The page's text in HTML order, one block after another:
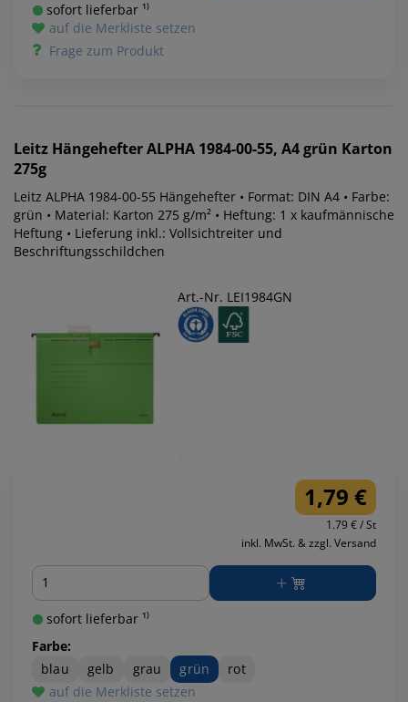
sofort lieferbar ¹⁾
auf die Merkliste setzen
Frage zum Produkt
Leitz Hängehefter ALPHA 1984-00-55, A4 grün Karton
275g
Leitz ALPHA 1984-00-55 Hängehefter • Format: DIN A4 • Farbe:
grün • Material: Karton 275 g/m² • Heftung: 1 x kaufmännische
Heftung • Lieferung inkl.: Vollsichtreiter und
Beschriftungsschildchen
Art.-Nr. LEI1984GN
1,79 €
1.79 € / St
inkl. MwSt. & zzgl. Versand
Menge
sofort lieferbar ¹⁾
Farbe:
blau
gelb grau grün
rot
auf die Merkliste setzen